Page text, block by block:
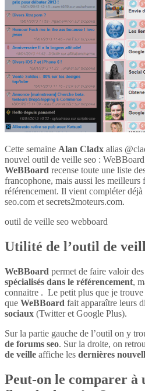
Cette semaine Alan Cladx alias
nouvel outil de veille seo :
WeBBoard recense toute une liste
francophone, mais aussi les meilleurs
référencement. Il vient compléter
seo.com et secrets2moteurs.com.
outil de veille seo webboard
Utilité de l’outil de
WeBBoard permet de faire valoir des
spécialisés dans le référencement,
connaitre . Le petit plus que je trouve
que WeBBoard fait apparaître leurs
sociaux (Twitter et Google Plus).
Sur la partie gauche de l’outil on y
de forums seo. Sur la droite, on
de veille affiche les dernières
Peut-on le comparer à